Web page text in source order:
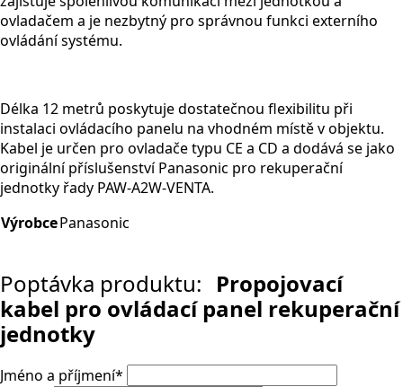
ovladačem a je nezbytný pro správnou funkci externího
ovládání systému.
Délka 12 metrů poskytuje dostatečnou flexibilitu při
instalaci ovládacího panelu na vhodném místě v objektu.
Kabel je určen pro ovladače typu CE a CD a dodává se jako
originální příslušenství Panasonic pro rekuperační
jednotky řady PAW-A2W-VENTA.
VýrobcePanasonic
Poptávka produktu: Propojovací
kabel pro ovládací panel rekuperační
jednotky
Jméno a příjmení*